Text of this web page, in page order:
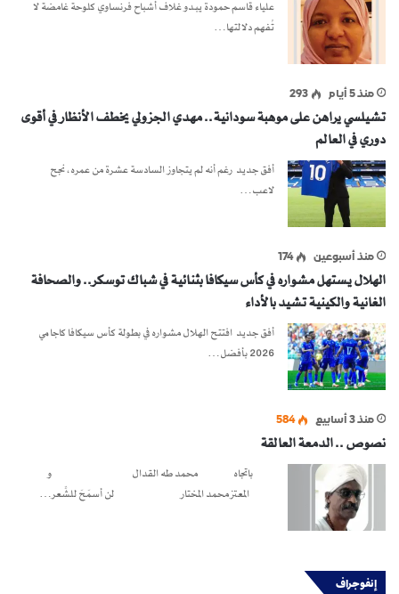
علياء قاسم حمودة يبدو غلاف أشباح فرنساوي كلوحة غامضة لا
تُفهم دلالتها…
منذ 5 أيام 293
تشيلسي يراهن على موهبة سودانية.. مهدي الجزولي يخطف الأنظار في أقوى
دوري في العالم
أفق جديد رغم أنه لم يتجاوز السادسة عشرة من عمره، نجح
لاعب…
منذ أسبوعين 174
الهلال يستهل مشواره في كأس سيكافا بثنائية في شباك توسكر.. والصحافة
الغانية والكينية تشيد بالأداء
أفق جديد افتتح الهلال مشواره في بطولة كأس سيكافا كاجامي
2026 بأفضل…
منذ 3 أسابيع 584
نصوص .. الدمعة العالقة
باتجاه محمد طه القدال و
المعتز محمد المختار لن أسمَحَ للشِّعر…
إنفوجراف